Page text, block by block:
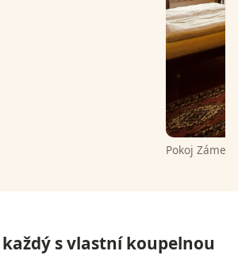
Pokoj
s vlastní koupelnou